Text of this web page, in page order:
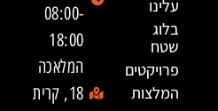
עלינו
בלוג
שטח
פרויקטים
המלצות
08:00-
18:00
המלאכה
18, קרית